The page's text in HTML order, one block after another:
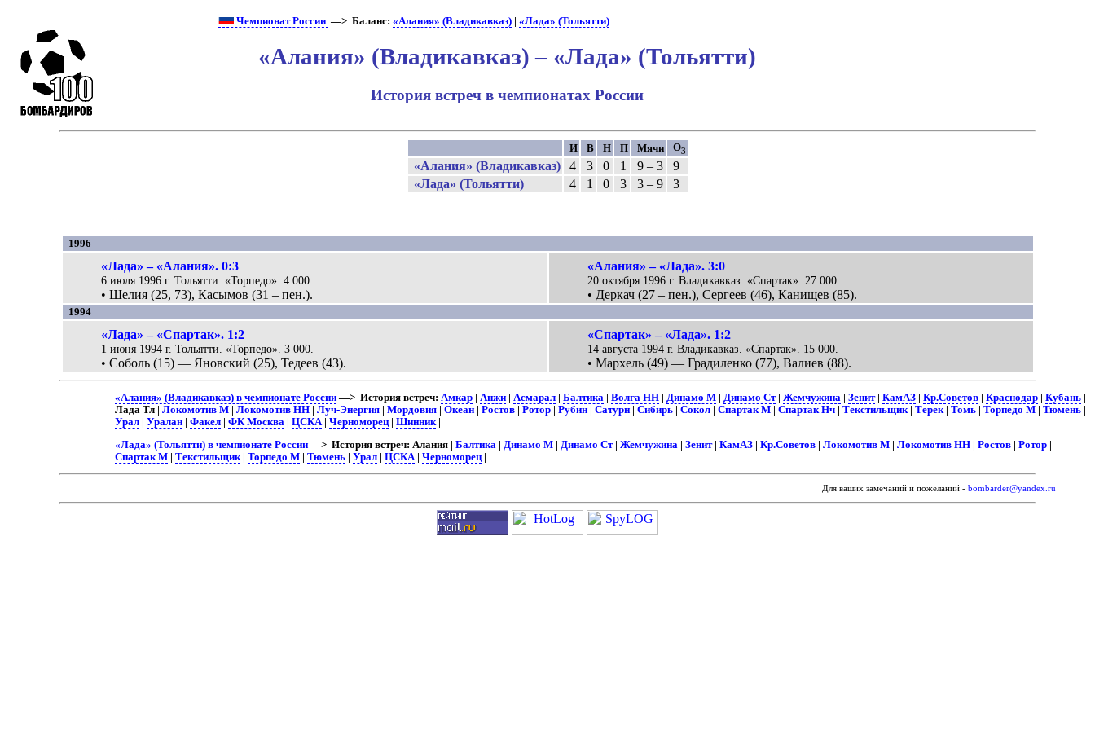
Чемпионат России —> Баланс:«Алания» (Владикавказ) |«Лада» (Тольятти)
«Алания» (Владикавказ) – «Лада» (Тольятти)
История встреч в чемпионатах России
И В Н П Мячи О3
«Алания» (Владикавказ) 4 3 0 1 9 – 3
9
«Лада» (Тольятти)
4 1 0 3 3 – 9 3
1996
«Лада» – «Алания». 0:3
6 июля 1996 г. Тольятти. «Торпедо». 4 000.
• Шелия (25, 73), Касымов (31 – пен.).
«Алания» – «Лада». 3:0
20 октября 1996 г. Владикавказ. «Спартак». 27 000.
• Деркач (27 – пен.), Сергеев (46), Канищев (85).
1994
«Лада» – «Спартак». 1:2
1 июня 1994 г. Тольятти. «Торпедо». 3 000.
• Соболь (15) — Яновский (25), Тедеев (43).
«Спартак» – «Лада». 1:2
14 августа 1994 г. Владикавказ. «Спартак». 15 000.
• Мархель (49) — Градиленко (77), Валиев (88).
«Алания» (Владикавказ) в чемпионате России—> История встреч: Амкар| Анжи| Асмарал| Балтика | Волга НН| Динамо М| Динамо Ст| Жемчужина | Зенит| КамАЗ| Кр.Советов| Краснодар| Кубань|
Лада Тл | Локомотив М| Локомотив НН| Луч-Энергия| Мордовия| Океан| Ростов| Ротор| Рубин| Сатурн| Сибирь| Сокол| Спартак М| Спартак Нч| Текстильщик| Терек| Томь| Торпедо М| Тюмень|
Урал| Уралан| Факел| ФК Москва | ЦСКА| Черноморец| Шинник|
«Лада» (Тольятти) в чемпионате России—> История встреч: Алания | Балтика | Динамо М| Динамо Ст| Жемчужина | Зенит| КамАЗ| Кр.Советов| Локомотив М| Локомотив НН| Ростов| Ротор|
Спартак М| Текстильщик| Торпедо М| Тюмень| Урал| ЦСКА| Черноморец|
Для ваших замечаний и пожеланий - bombarder@yandex.ru